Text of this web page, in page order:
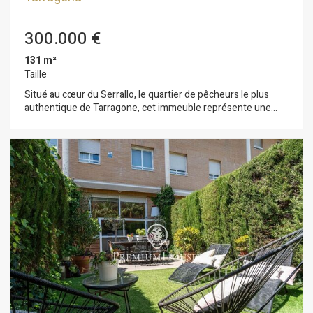
300.000 €
131 m²
Taille
Situé au cœur du Serrallo, le quartier de pêcheurs le plus
authentique de Tarragone, cet immeuble représente une
réparti sur trois étages ouverts, prêts à accueillir un projet de
rénovation. Il est livré avec un projet technique approuvé qui
prévoit une extension avec de multiples options
d'aménagement : - Option résidentielle : 2 appartements + 1
duplex de 83 m² - Option multifamiliale : 4 appartements
indépendants - Option touristique : 7 appartements
touristiques de 18 m² chacun, répartis en 1 au rez-de-
chaussée et 2 par étage aux niveaux supérieurs (faisabilité
étudiée, projet en attente de développement) Le quartier du
Serrallo est l'un des coins les plus caractéristiques de
Tarragone, où la tradition maritime se mêle au dynamisme
actuel. Ses rues conservent l'essence de la pêche avec la
criée, le quai et le port de plaisance, tandis que son offre